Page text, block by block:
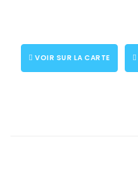
VOIR SUR LA CARTE